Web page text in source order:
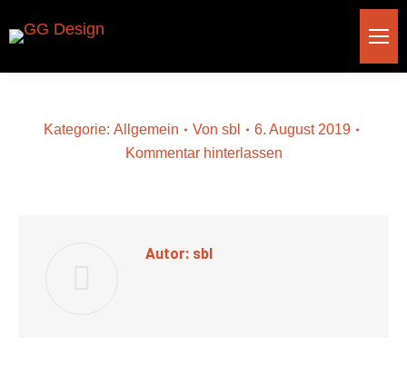
Kategorie: Allgemein Von sbl
6. August 2019
Kommentar hinterlassen
Autor: sbl